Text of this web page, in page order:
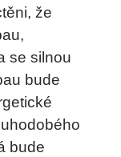
že
se silnou
bude
bude